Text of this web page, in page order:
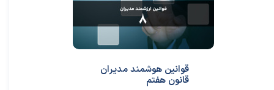
قوانین هوشمند مدیران
قانون هفتم